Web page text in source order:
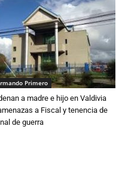
Primero
a madre e hijo en Valdivia
a Fiscal y tenencia de
de guerra